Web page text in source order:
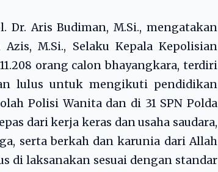
Dr. Aris Budiman, M.Si., mengatakan
M.Si., Selaku Kepala Kepolisian
orang calon bhayangkara, terdiri
lulus untuk mengikuti pendidikan
Polisi Wanita dan di 31 SPN Polda
dari kerja keras dan usaha saudara,
serta berkah dan karunia dari Allah
di laksanakan sesuai dengan standar